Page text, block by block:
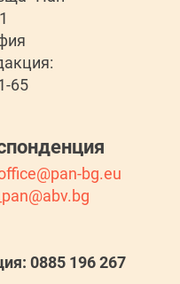
65
bg.eu
0885 196 267